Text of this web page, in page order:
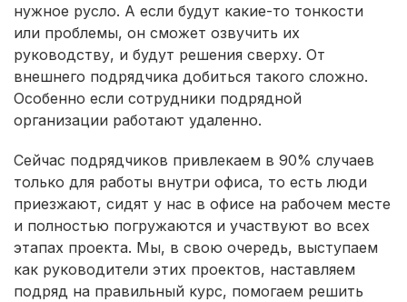
нужное русло. А если будут какие-то тонкости
или проблемы, он сможет озвучить их
руководству, и будут решения сверху. От
внешнего подрядчика добиться такого сложно.
Особенно если сотрудники подрядной
организации работают удаленно.
Сейчас подрядчиков привлекаем в 90% случаев
только для работы внутри офиса, то есть люди
приезжают, сидят у нас в офисе на рабочем месте
и полностью погружаются и участвуют во всех
этапах проекта. Мы, в свою очередь, выступаем
как руководители этих проектов, наставляем
подряд на правильный курс, помогаем решить